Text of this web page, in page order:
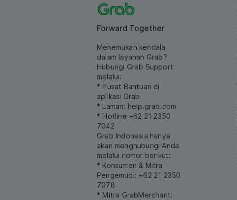
Forward Together
Menemukan kendala
dalam layanan Grab?
Hubungi Grab Support
melalui:
* Pusat Bantuan di
aplikasi Grab
* Laman: help.grab.com
* Hotline +62 21 2350
7042
Grab Indonesia hanya
akan menghubungi Anda
melalui nomor berikut:
* Konsumen & Mitra
Pengemudi: +62 21 2350
7078
* Mitra GrabMerchant: